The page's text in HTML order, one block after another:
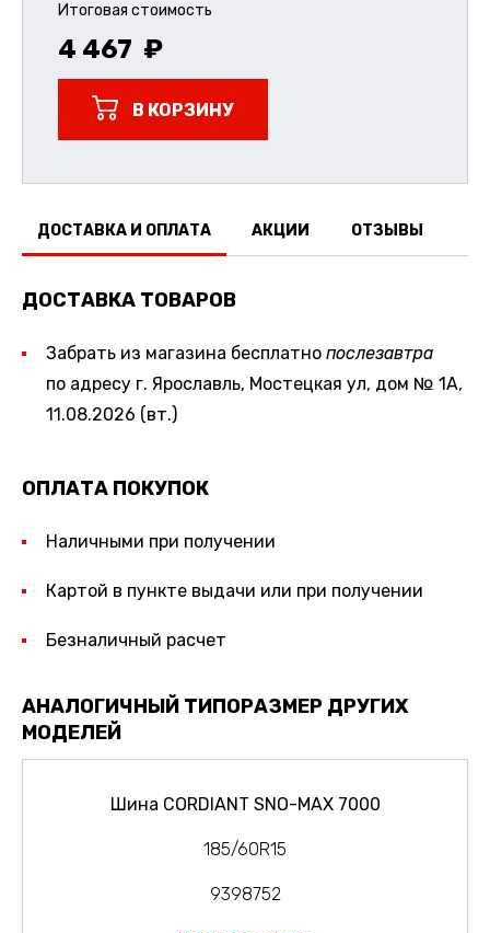
Итоговая стоимость
4 467
В КОРЗИНУ
ДОСТАВКА И ОПЛАТА АКЦИИ ОТЗЫВЫ
ДОСТАВКА ТОВАРОВ
Забрать из магазина бесплатно послезавтра
по адресу г. Ярославль, Мостецкая ул, дом № 1А,
11.08.2026 (вт.)
ОПЛАТА ПОКУПОК
Наличными при получении
Картой в пункте выдачи или при получении
Безналичный расчет
АНАЛОГИЧНЫЙ ТИПОРАЗМЕР ДРУГИХ
МОДЕЛЕЙ
Шина CORDIANT SNO-MAX 7000
185/60R15
9398752